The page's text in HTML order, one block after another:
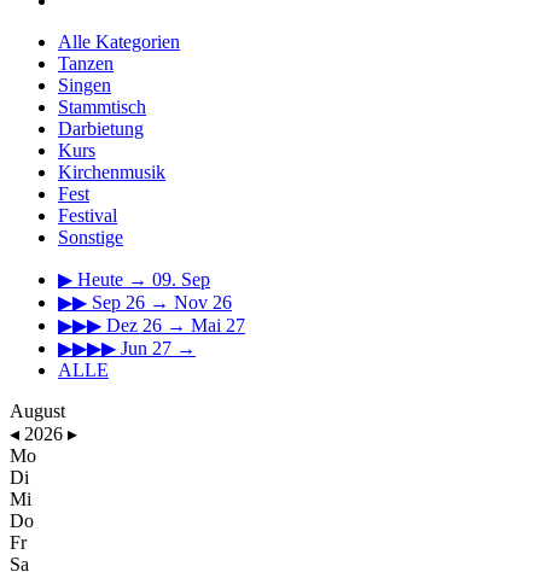
Alle Kategorien
Tanzen
Singen
Stammtisch
Darbietung
Kurs
Kirchenmusik
Fest
Festival
Sonstige
▶ Heute → 09. Sep
▶▶ Sep 26 → Nov 26
▶▶▶ Dez 26 → Mai 27
▶▶▶▶ Jun 27 →
ALLE
August
◂ 2026 ▸
Mo
Di
Mi
Do
Fr
Sa